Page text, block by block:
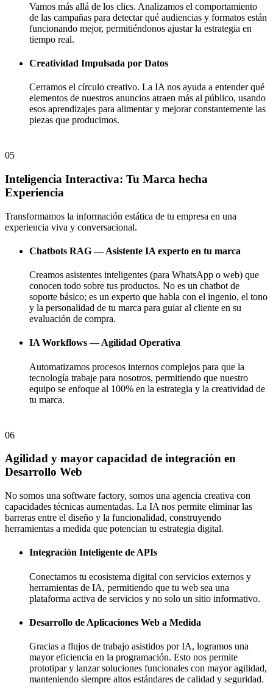
Vamos más allá de los clics. Analizamos el comportamiento
de las campañas para detectar qué audiencias y formatos están
funcionando mejor, permitiéndonos ajustar la estrategia en
tiempo real.
Creatividad Impulsada por Datos
Cerramos el círculo creativo. La IA nos ayuda a entender qué
elementos de nuestros anuncios atraen más al público, usando
esos aprendizajes para alimentar y mejorar constantemente las
piezas que producimos.
05
Inteligencia Interactiva: Tu Marca hecha
Experiencia
Transformamos la información estática de tu empresa en una
experiencia viva y conversacional.
Chatbots RAG — Asistente IA experto en tu marca
Creamos asistentes inteligentes (para WhatsApp o web) que
conocen todo sobre tus productos. No es un chatbot de
soporte básico; es un experto que habla con el ingenio, el tono
y la personalidad de tu marca para guiar al cliente en su
evaluación de compra.
IA Workflows — Agilidad Operativa
Automatizamos procesos internos complejos para que la
tecnología trabaje para nosotros, permitiendo que nuestro
equipo se enfoque al 100% en la estrategia y la creatividad de
tu marca.
06
Agilidad y mayor capacidad de integración en
Desarrollo Web
No somos una software factory, somos una agencia creativa con
capacidades técnicas aumentadas. La IA nos permite eliminar las
barreras entre el diseño y la funcionalidad, construyendo
herramientas a medida que potencian tu estrategia digital.
Integración Inteligente de APIs
Conectamos tu ecosistema digital con servicios externos y
herramientas de IA, permitiendo que tu web sea una
plataforma activa de servicios y no solo un sitio informativo.
Desarrollo de Aplicaciones Web a Medida
Gracias a flujos de trabajo asistidos por IA, logramos una
mayor eficiencia en la programación. Esto nos permite
prototipar y lanzar soluciones funcionales con mayor agilidad,
manteniendo siempre altos estándares de calidad y seguridad.